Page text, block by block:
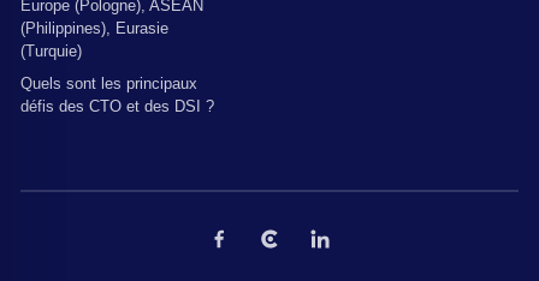
Europe (Pologne), ASEAN
(Philippines), Eurasie
(Turquie)
Quels sont les principaux
défis des CTO et des DSI ?